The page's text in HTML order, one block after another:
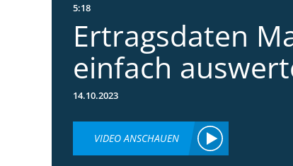
5:18
Ertragsdaten
einfach
14.10.2023
VIDEO ANSCHAUEN